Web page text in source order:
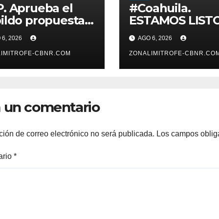
Aprueba el
propuesta
para su
informe el
de agosto a
6, 2026
CBNR.COM
#Coahuila.
ESTAMOS
PARA
GAS COAHUILA:
MANOLO
AGO 6, 2026
ZONALIMITROFE-
un comentario
de correo electrónico no será publicada. Los campos
*